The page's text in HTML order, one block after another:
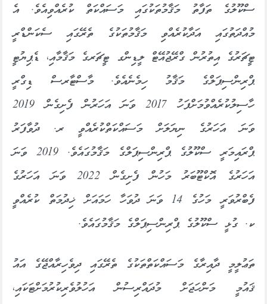
ސްކޫލުގެ ތަފާތު މަޤާމުތަކުގައި މަސައްކަތް ކުރެއްވިއެވެ. އެ
މުއްދަތުގައި އަދާކުރެއްވި މަޤާމުތަކުގެ ތެރޭގައި ސެކަންޑްރީ
ޓީޗަރުގެ އިތުރުން ގްރޭޖުއޭޓް ލީޑިންގ ޓީޗަރގެ މަޤާމާއި، ޑެޕިޔުޓީ
ޕްރިންސިޕަލްގެ މަޤާމު ހިމެނެއެވެ. މާސްޓާރސް ޑިގްރީ
ހާސިލުކުރެއްވުމަށްފަހު 2017 ވަނަ އަހަރުން ފެށިގެން 2019
ވަނަ އަހަރުގެ ނިޔަލަށް މަސައްކަތްކުރެއްވީ ރ. ދުވާފަރު
ޕްރައިމަރީ ސްކޫލުގެ ޕްރިންސިޕަލްގެ މަޤާމުގައެވެ. 2019 ވަނަ
އަހަރުގެ އޮކްޓޫބަރު މަހުން ފެށިގެން 2022 ވަނަ އަހަރުގެ
ފެބްރުވަރީ މަހުގެ 14 ވަނަ ދުވަހާ ހަމައަށް ޚިދުމަތް ކުރެއްވީ
ކ. ގުޅީ ސްކޫލުގެ ޕްރިންސިޕަލްގެ މަޤާމުގައެވެ.
ތަޢުލީމީ ދާއިރާގެ މަސައްކަތްތަކުގެ ތެރޭގައި ދިވެހިރާއްޖޭގެ އައު
ޤައުމީ މަންހަޖަށް މުދައްރިސުން އަހުލުވެރިކުރުމަށްޓަކައި،